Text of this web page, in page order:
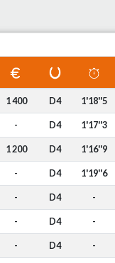
1 400 D4 1'18''5
- D4 1'17''3
1 200 D4 1'16''9
- D4 1'19''6
- D4 -
- D4 -
- D4 -